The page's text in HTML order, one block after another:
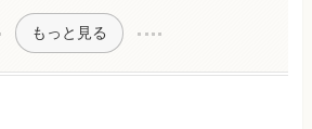
もっと見る